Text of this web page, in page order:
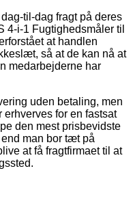
til-dag fragt på deres
4-i-1 Fugtighedsmåler til
at handlen
så at de kan nå at
medarbejderne har
uden betaling, men
for en fastsat
den mest prisbevidste
man bor tæt på
at få fragtfirmaet til at